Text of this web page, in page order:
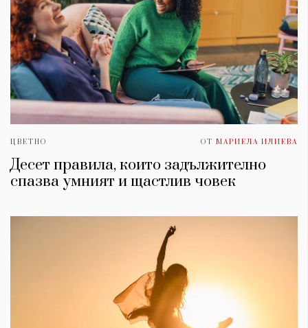
ЦВЕТНО ОТ МАРИЕЛА ИЛИЕВА
Десет правила, които задължително
спазва умният и щастлив човек